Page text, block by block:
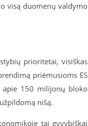
visą duomenų valdymo
prioritetai, visiškas
priėmusioms ES
apie 150 milijonų bloko
nišą.
tai gyvybiškai